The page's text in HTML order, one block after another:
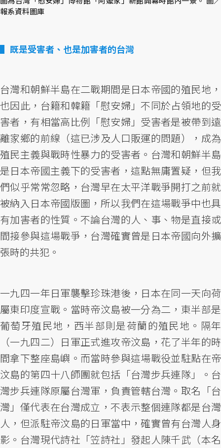
報系資料圖庫
既是受害者、也是加害者的台灣
台灣和朝鮮半島在二戰期間是日本帝國的殖民地，
也因此，台籍和韓籍「慰安婦」不同於占領地的受
害者，有相當高比例「慰安婦」受害者是被帶到遠
離家鄉的前線（這已涉及人口販運的問題），成為
殖民主義與戰時性暴力的受害者。台灣和朝鮮半島
是日本帝國主義下的受害者，這點無庸置疑，但我
們似乎常常忽略，台灣早在太平洋戰爭開打之前就
被納入日本帝國版圖，所以我們在這場戰爭中也具
有加害者的性質。不論台灣的人、事、物是直接或
間接參與這場戰爭，台灣確實曾是日本帝國向外擴
張時的共犯。
一九四一年日軍襲擊珍珠港後，日本在同一天向荷
屬東印度宣戰。當時帝汶島被一分為二，東半部是
葡萄牙殖民地，西半部則是荷蘭的殖民地。隔年
（一九四二）日軍正式進攻帝汶島，花了半年的時
間拿下整座島嶼。而當時參與這場戰役並駐點在帝
汶島的第四十八師團就包括「台灣步兵連隊」。台
灣步兵連隊原屬台灣軍，負責管轄台灣。取名「台
灣」僅代表在台灣成立，不表示整個連隊都是台灣
人，但派駐帝汶島的日軍當中，確實曾有台灣人身
影。台灣現代詩社「笠詩社」發起人陳千武（本名